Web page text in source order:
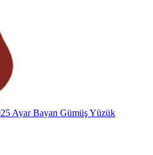
Ayar Bayan Gümüş Yüzük